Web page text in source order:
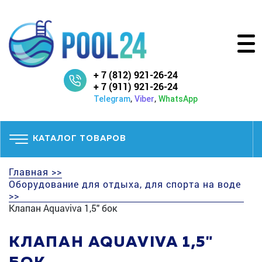
+ 7 (812) 921-26-24
+ 7 (911) 921-26-24
Telegram, Viber, WhatsApp
КАТАЛОГ ТОВАРОВ
Главная >>
Оборудование для отдыха, для спорта на воде
>>
Клапан Aquaviva 1,5" бок
КЛАПАН AQUAVIVA 1,5"